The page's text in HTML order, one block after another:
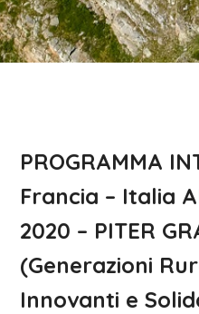
PROGRAMMA
Francia – Italia
2020 – PITER
(Generazioni
Innovanti e